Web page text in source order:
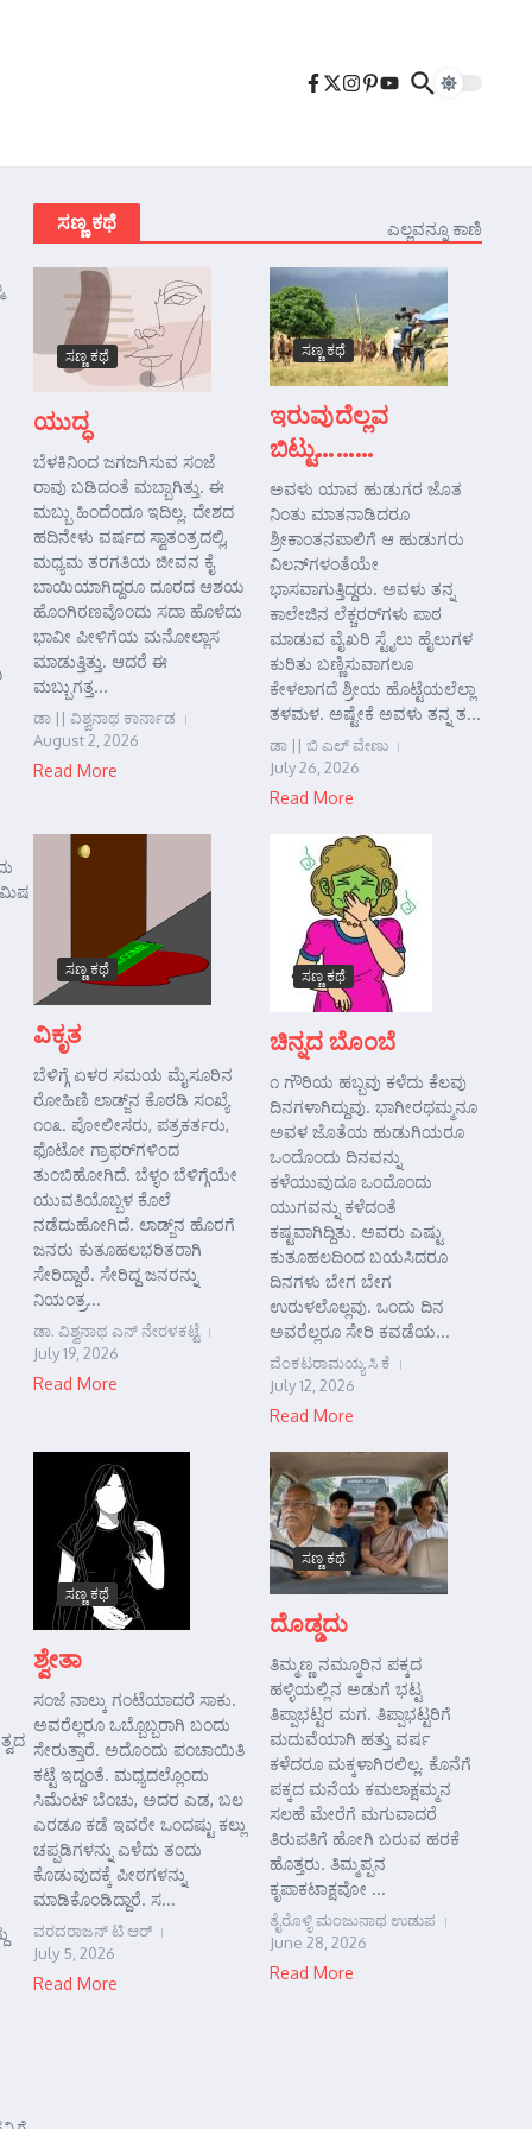
ಸಣ್ಣ ಕಥೆ ಎಲ್ಲವನ್ನೂ ಕಾಣಿ
ಸಣ್ಣ ಕಥೆ
ಯುದ್ಧ
ಬೆಳಕಿನಿಂದ ಜಗಜಗಿಸುವ ಸಂಜೆ
ರಾವು ಬಡಿದಂತೆ ಮಬ್ಬಾಗಿತ್ತು. ಈ
ಮಬ್ಬು ಹಿಂದೆಂದೂ ಇದಿಲ್ಲ. ದೇಶದ
ಹದಿನೇಳು ವರ್ಷದ ಸ್ವಾತಂತ್ರದಲ್ಲಿ,
ಮಧ್ಯಮ ತರಗತಿಯ ಜೀವನ ಕೈ
ಬಾಯಿಯಾಗಿದ್ದರೂ ದೂರದ ಆಶಯ
ಹೊಂಗಿರಣವೊಂದು ಸದಾ ಹೊಳೆದು
ಭಾವೀ ಪೀಳಿಗೆಯ ಮನೋಲ್ಲಾಸ
ಮಾಡುತ್ತಿತ್ತು. ಆದರೆ ಈ
ಮಬ್ಬುಗತ್ತ...
ಡಾ || ವಿಶ್ವನಾಥ ಕಾರ್ನಾಡ
August 2, 2026
Read More
ಸಣ್ಣ ಕಥೆ
ಇರುವುದೆಲ್ಲವ
ಬಿಟ್ಟು………
ಅವಳು ಯಾವ ಹುಡುಗರ ಜೊತ
ನಿಂತು ಮಾತನಾಡಿದರೂ
ಶ್ರೀಕಾಂತನಪಾಲಿಗೆ ಆ ಹುಡುಗರು
ವಿಲನ್‌ಗಳಂತೆಯೇ
ಭಾಸವಾಗುತ್ತಿದ್ದರು. ಅವಳು ತನ್ನ
ಕಾಲೇಜಿನ ಲೆಕ್ಚರರ್‌ಗಳು ಪಾಠ
ಮಾಡುವ ವೈಖರಿ ಸ್ಟೈಲು ಹೈಲುಗಳ
ಕುರಿತು ಬಣ್ಣಿಸುವಾಗಲೂ
ಕೇಳಲಾಗದೆ ಶ್ರೀಯ ಹೊಟ್ಟೆಯಲೆಲ್ಲಾ
ತಳಮಳ. ಅಷ್ಟೇಕೆ ಅವಳು ತನ್ನ ತ...
ಡಾ || ಬಿ ಎಲ್ ವೇಣು
July 26, 2026
Read More
ಸಣ್ಣ ಕಥೆ
ವಿಕೃತ
ಬೆಳಿಗ್ಗೆ ಏಳರ ಸಮಯ ಮೈಸೂರಿನ
ರೋಹಿಣಿ ಲಾಡ್ಜ್‌ನ ಕೊಠಡಿ ಸಂಖ್ಯೆ
೧೦೩. ಪೋಲೀಸರು, ಪತ್ರಕರ್ತರು,
ಫೊಟೋ ಗ್ರಾಫರ್‌ಗಳಿಂದ
ತುಂಬಿಹೋಗಿದೆ. ಬೆಳ್ಳಂ ಬೆಳಿಗ್ಗೆಯೇ
ಯುವತಿಯೊಬ್ಬಳ ಕೊಲೆ
ನಡೆದುಹೋಗಿದೆ. ಲಾಡ್ಜ್‌ನ ಹೊರಗೆ
ಜನರು ಕುತೂಹಲಭರಿತರಾಗಿ
ಸೇರಿದ್ದಾರೆ. ಸೇರಿದ್ದ ಜನರನ್ನು
ನಿಯಂತ್ರ...
ಡಾ. ವಿಶ್ವನಾಥ ಎನ್ ನೇರಳಕಟ್ಟೆ
July 19, 2026
Read More
ಸಣ್ಣ ಕಥೆ
ಚಿನ್ನದ ಬೊಂಬೆ
೧ ಗೌರಿಯ ಹಬ್ಬವು ಕಳೆದು ಕೆಲವು
ದಿನಗಳಾಗಿದ್ದುವು. ಭಾಗೀರಥಮ್ಮನೂ
ಅವಳ ಜೊತೆಯ ಹುಡುಗಿಯರೂ
ಒಂದೊಂದು ದಿನವನ್ನು
ಕಳೆಯುವುದೂ ಒಂದೊಂದು
ಯುಗವನ್ನು ಕಳೆದಂತೆ
ಕಷ್ಟವಾಗಿದ್ದಿತು. ಅವರು ಎಷ್ಟು
ಕುತೂಹಲದಿಂದ ಬಯಸಿದರೂ
ದಿನಗಳು ಬೇಗ ಬೇಗ
ಉರುಳಲೊಲ್ಲವು. ಒಂದು ದಿನ
ಅವರೆಲ್ಲರೂ ಸೇರಿ ಕವಡೆಯ...
ವೆಂಕಟರಾಮಯ್ಯ ಸಿ ಕೆ
July 12, 2026
Read More
ಸಣ್ಣ ಕಥೆ
ಶ್ವೇತಾ
ಸಂಜೆ ನಾಲ್ಕು ಗಂಟೆಯಾದರೆ ಸಾಕು.
ಅವರೆಲ್ಲರೂ ಒಬ್ಬೊಬ್ಬರಾಗಿ ಬಂದು
ಸೇರುತ್ತಾರೆ. ಅದೊಂದು ಪಂಚಾಯಿತಿ
ಕಟ್ಟೆ ಇದ್ದಂತೆ. ಮಧ್ಯದಲ್ಲೊಂದು
ಸಿಮೆಂಟ್ ಬೆಂಚು, ಅದರ ಎಡ, ಬಲ
ಎರಡೂ ಕಡೆ ಇವರೇ ಒಂದಷ್ಟು ಕಲ್ಲು
ಚಪ್ಪಡಿಗಳನ್ನು ಎಳೆದು ತಂದು
ಕೊಡುವುದಕ್ಕೆ ಪೀಠಗಳನ್ನು
ಮಾಡಿಕೊಂಡಿದ್ದಾರೆ. ಸ...
ವರದರಾಜನ್ ಟಿ ಆರ್
July 5, 2026
Read More
ಸಣ್ಣ ಕಥೆ
ದೊಡ್ಡದು
ತಿಮ್ಮಣ್ಣ ನಮ್ಮೂರಿನ ಪಕ್ಕದ
ಹಳ್ಳಿಯಲ್ಲಿನ ಅಡುಗೆ ಭಟ್ಟ
ತಿಪ್ಪಾಭಟ್ಟರ ಮಗ. ತಿಪ್ಪಾಭಟ್ಟರಿಗೆ
ಮದುವೆಯಾಗಿ ಹತ್ತು ವರ್ಷ
ಕಳೆದರೂ ಮಕ್ಕಳಾಗಿರಲಿಲ್ಲ. ಕೊನೆಗೆ
ಪಕ್ಕದ ಮನೆಯ ಕಮಲಾಕ್ಷಮ್ಮನ
ಸಲಹೆ ಮೇರೆಗೆ ಮಗುವಾದರೆ
ತಿರುಪತಿಗೆ ಹೋಗಿ ಬರುವ ಹರಕೆ
ಹೊತ್ತರು. ತಿಮ್ಮಪ್ಪನ
ಕೃಪಾಕಟಾಕ್ಷವೋ ...
ತೈರೊಳ್ಳಿ ಮಂಜುನಾಥ ಉಡುಪ
June 28, 2026
Read More